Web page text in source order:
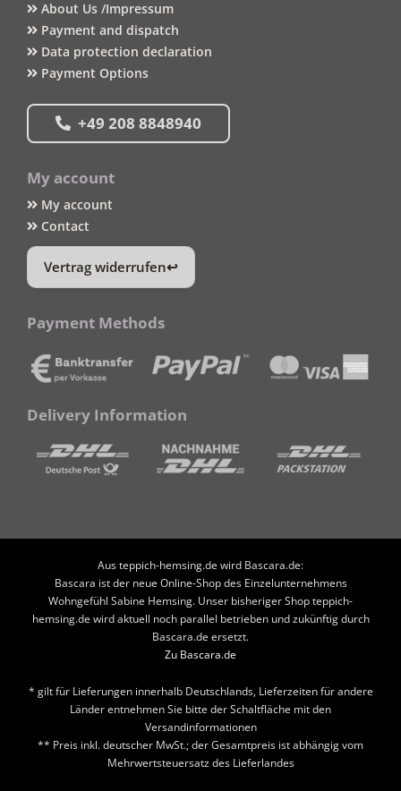
About Us /Impressum
Payment and dispatch
Data protection declaration
Payment Options
+49 208 8848940
My account
My account
Contact
Vertrag widerrufen
Payment Methods
Delivery Information
Aus teppich-hemsing.de wird Bascara.de:
Bascara ist der neue Online-Shop des Einzelunternehmens
Wohngefühl Sabine Hemsing. Unser bisheriger Shop teppich-
hemsing.de wird aktuell noch parallel betrieben und zukünftig durch
Bascara.de ersetzt.
Zu Bascara.de
* gilt für Lieferungen innerhalb Deutschlands, Lieferzeiten für andere
Länder entnehmen Sie bitte der Schaltfläche mit den
Versandinformationen
** Preis inkl. deutscher MwSt.; der Gesamtpreis ist abhängig vom
Mehrwertsteuersatz des Lieferlandes